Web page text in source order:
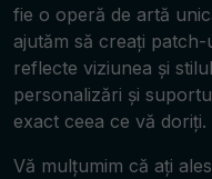
fie o operă de artă
ajutăm să creați
reflecte viziunea și
personalizări și
exact ceea ce vă doriți.
Vă mulțumim că ați